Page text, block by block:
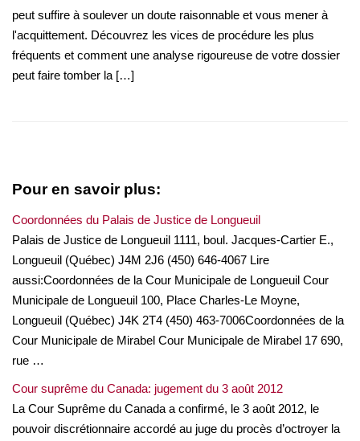
peut suffire à soulever un doute raisonnable et vous mener à
l'acquittement. Découvrez les vices de procédure les plus
fréquents et comment une analyse rigoureuse de votre dossier
peut faire tomber la […]
Pour en savoir plus:
Coordonnées du Palais de Justice de Longueuil
Palais de Justice de Longueuil 1111, boul. Jacques-Cartier E.,
Longueuil (Québec) J4M 2J6 (450) 646-4067 Lire
aussi:Coordonnées de la Cour Municipale de Longueuil Cour
Municipale de Longueuil 100, Place Charles-Le Moyne,
Longueuil (Québec) J4K 2T4 (450) 463-7006Coordonnées de la
Cour Municipale de Mirabel Cour Municipale de Mirabel 17 690,
rue …
Cour suprême du Canada: jugement du 3 août 2012
La Cour Suprême du Canada a confirmé, le 3 août 2012, le
pouvoir discrétionnaire accordé au juge du procès d’octroyer la